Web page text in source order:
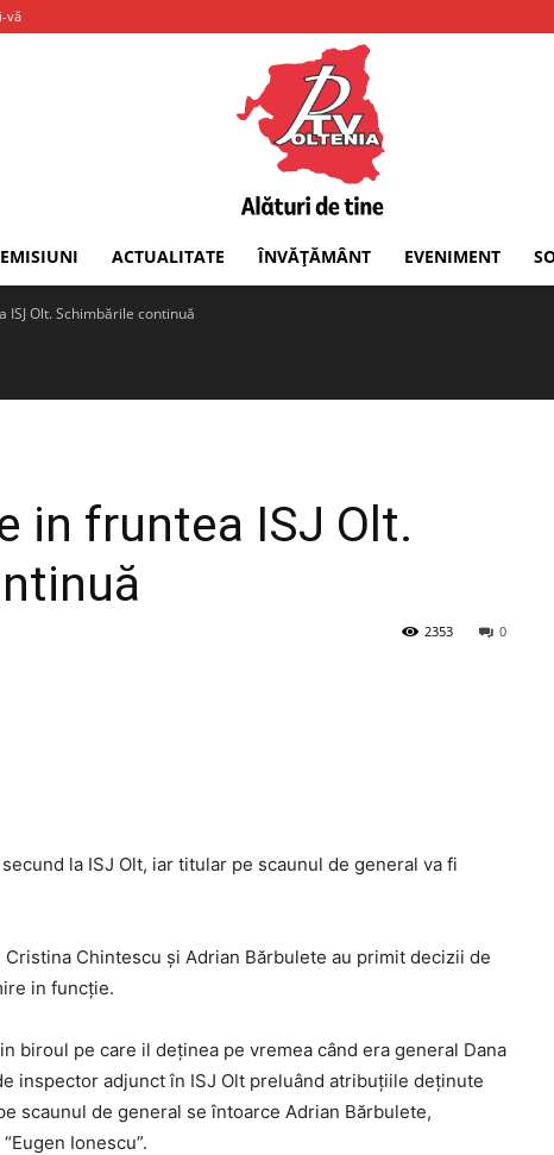
vă
EMISIUNI ACTUALITATE ÎNVĂȚĂMÂNT EVENIMENT
ISJ Olt. Schimbările continuă
in fruntea ISJ Olt.
0
2353
la ISJ Olt, iar titular pe scaunul de general va fi
Chintescu și Adrian Bărbulete au primit decizii de
in funcție.
biroul pe care il deținea pe vremea când era general Dana
inspector adjunct în ISJ Olt preluând atribuțiile deținute
scaunul de general se întoarce Adrian Bărbulete,
Ionescu”.